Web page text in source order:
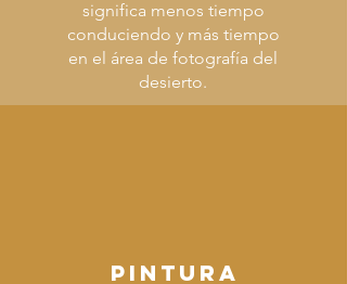
significa menos tiempo
conduciendo y más tiempo
en el área de fotografía del
desierto.
PINTURA